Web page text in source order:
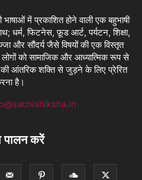
में प्रकाशित होने वाली एक बहुभाषी
धर्म, फिटनेस, फ़ूड आर्ट, पर्यटन, शिक्षा,
और सौंदर्य जैसे विषयों की एक विस्तृत
लोगों को सामाजिक और आध्यात्मिक रूप से
आंतरिक शक्ति से जुड़ने के लिए प्रेरित
है।
पालन करें